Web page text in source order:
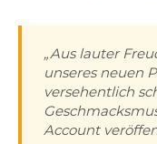
„Aus lauter
unseres neuen
versehentlich
Account